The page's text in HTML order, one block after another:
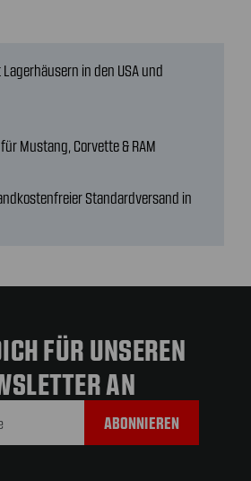
in den USA und
Mustang, Corvette & RAM
Standardversand in
FÜR UNSEREN
AN